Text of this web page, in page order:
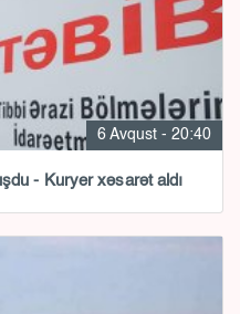
6 Avqust - 20:40
- Kuryer xəsarət aldı